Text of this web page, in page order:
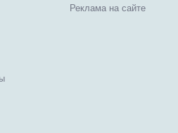
Реклама на сайте